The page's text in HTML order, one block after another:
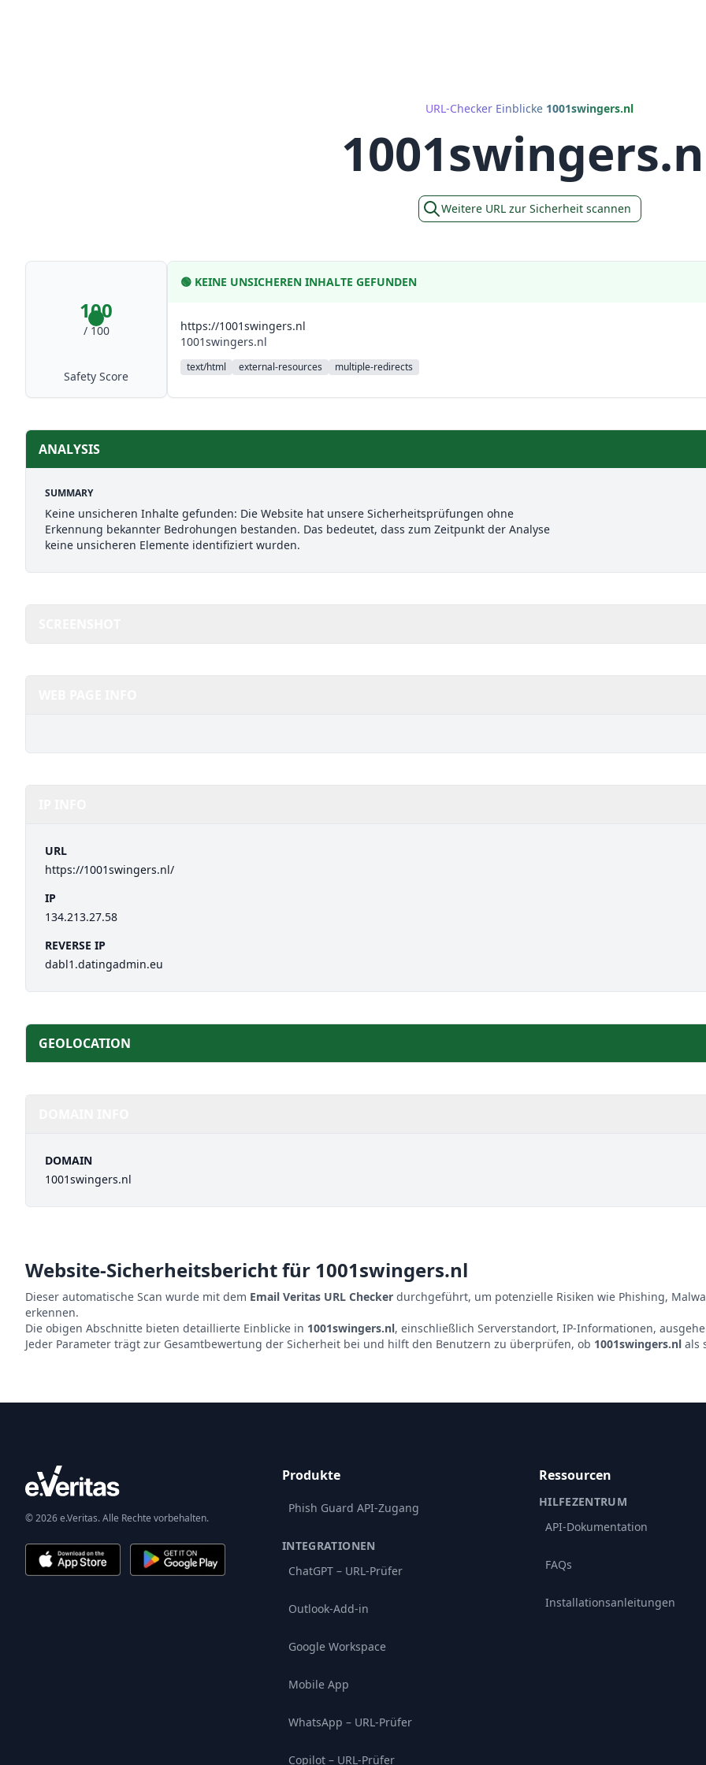
URL-Checker Einblicke 1001swingers.nl
Weitere URL zur Sicherheit scannen
100
/ 100
Safety Score
🟢 KEINE UNSICHEREN INHALTE GEFUNDEN
https://1001swingers.nl
1001swingers.nl
text/html external-resources multiple-redirects
ANALYSIS
SUMMARY
Keine unsicheren Inhalte gefunden: Die Website hat unsere Sicherheitsprüfungen ohne
Erkennung bekannter Bedrohungen bestanden. Das bedeutet, dass zum Zeitpunkt der Analyse
keine unsicheren Elemente identifiziert wurden.
URL
https://1001swingers.nl/
IP
134.213.27.58
REVERSE IP
dabl1.datingadmin.eu
GEOLOCATION
DOMAIN
1001swingers.nl
Website-Sicherheitsbericht für 1001swingers.nl
Dieser automatische Scan wurde mit dem Email Veritas URL Checker durchgeführt, um potenzielle Risiken wie Phishing,
erkennen.
Die obigen Abschnitte bieten detaillierte Einblicke in 1001swingers.nl, einschließlich Serverstandort, IP-Informationen,
Jeder Parameter trägt zur Gesamtbewertung der Sicherheit bei und hilft den Benutzern zu überprüfen, ob 1001swingers.nl als
© 2026 e.Veritas. Alle Rechte vorbehalten.
Produkte
Phish Guard API-Zugang
INTEGRATIONEN
ChatGPT – URL-Prüfer
Outlook-Add-in
Google Workspace
Mobile App
WhatsApp – URL-Prüfer
Copilot – URL-Prüfer
Ressourcen
HILFEZENTRUM
API-Dokumentation
FAQs
Installationsanleitungen